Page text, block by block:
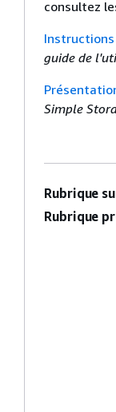
consultez
guide de
Simple
Rubrique
Rubrique